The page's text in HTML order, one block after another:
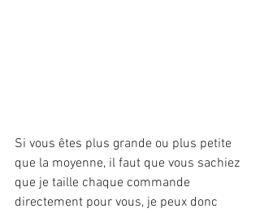
Si vous êtes plus grande ou plus petite
que la moyenne, il faut que vous sachiez
que je taille chaque commande
directement pour vous, je peux donc